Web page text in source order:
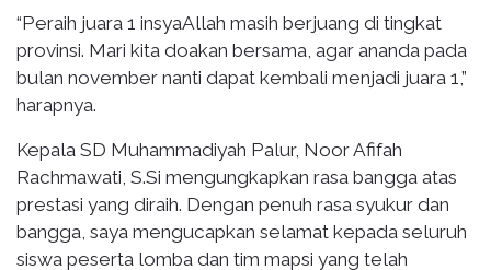
“Peraih juara 1 insyaAllah masih berjuang di tingkat
provinsi. Mari kita doakan bersama, agar ananda pada
bulan november nanti dapat kembali menjadi juara 1,”
harapnya.
Kepala SD Muhammadiyah Palur, Noor Afifah
Rachmawati, S.Si mengungkapkan rasa bangga atas
prestasi yang diraih. Dengan penuh rasa syukur dan
bangga, saya mengucapkan selamat kepada seluruh
siswa peserta lomba dan tim mapsi yang telah